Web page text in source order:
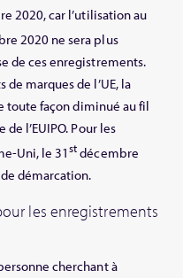
2020, car l’utilisation au
2020 ne sera plus
de ces enregistrements.
marques de l’UE, la
toute façon diminué au fil
l’EUIPO. Pour les
Uni, le 31stdécembre
démarcation.
les enregistrements
cherchant à